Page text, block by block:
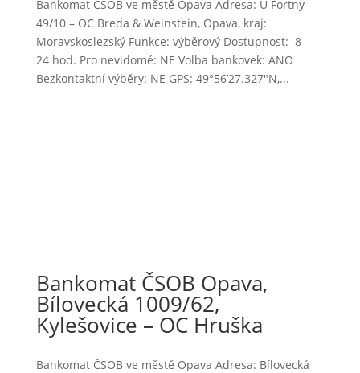
Bankomat ČSOB ve městě Opava Adresa: U Fortny
49/10 – OC Breda & Weinstein, Opava, kraj:
Moravskoslezský Funkce: výběrový Dostupnost: 8 –
24 hod. Pro nevidomé: NE Volba bankovek: ANO
Bezkontaktní výběry: NE GPS: 49°56’27.327″N,...
Bankomat ČSOB Opava,
Bílovecká 1009/62,
Kylešovice – OC Hruška
Bankomat ČSOB ve městě Opava Adresa: Bílovecká